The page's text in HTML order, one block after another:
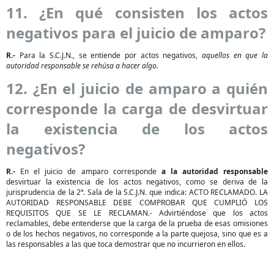
11. ¿En qué consisten los actos
negativos para el juicio de amparo?
R.- Para la S.C.J.N., se entiende por actos negativos, aquellos en que la
autoridad responsable se rehúsa a hacer algo.
12. ¿En el juicio de amparo a quién
corresponde la carga de desvirtuar
la existencia de los actos
negativos?
R.- En el juicio de amparo corresponde a la autoridad responsable
desvirtuar la existencia de los actos negativos, como se deriva de la
jurisprudencia de la 2ª. Sala de la S.C.J.N. que indica: ACTO RECLAMADO. LA
AUTORIDAD RESPONSABLE DEBE COMPROBAR QUE CUMPLIÓ LOS
REQUISITOS QUE SE LE RECLAMAN.- Advirtiéndose que los actos
reclamables, debe entenderse que la carga de la prueba de esas omisiones
o de los hechos negativos, no corresponde a la parte quejosa, sino que es a
las responsables a las que toca demostrar que no incurrieron en ellos.